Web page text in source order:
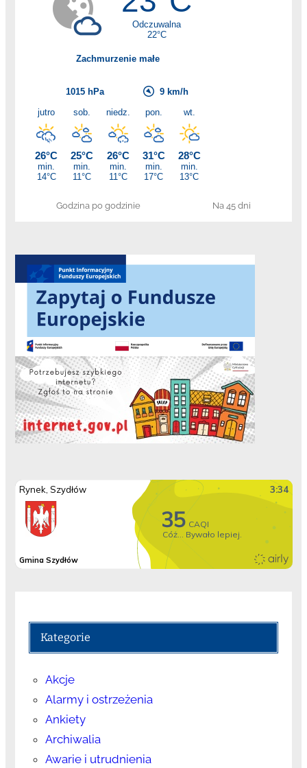
Godzina po godzinie Na 45 dni
Kategorie
Akcje
Alarmy i ostrzeżenia
Ankiety
Archiwalia
Awarie i utrudnienia